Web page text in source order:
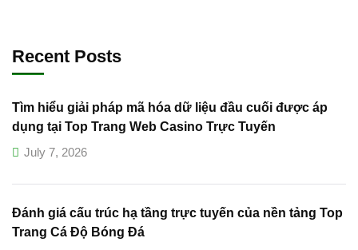
Recent Posts
Tìm hiểu giải pháp mã hóa dữ liệu đầu cuối được áp
dụng tại Top Trang Web Casino Trực Tuyến
July 7, 2026
Đánh giá cấu trúc hạ tầng trực tuyến của nền tảng Top
Trang Cá Độ Bóng Đá